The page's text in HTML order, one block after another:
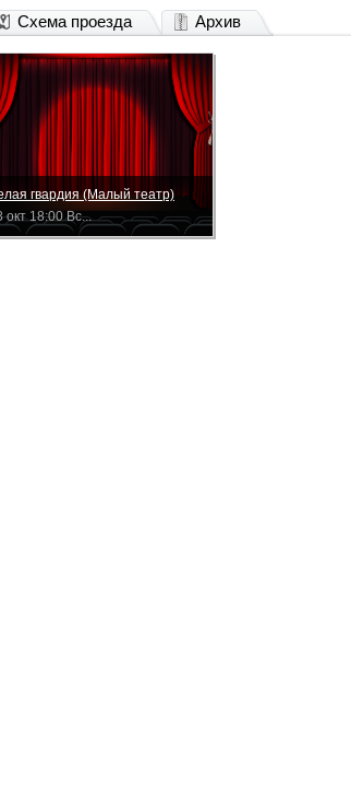
Схема проезда Архив
гвардия (Малый театр)
окт 18:00 Вс...